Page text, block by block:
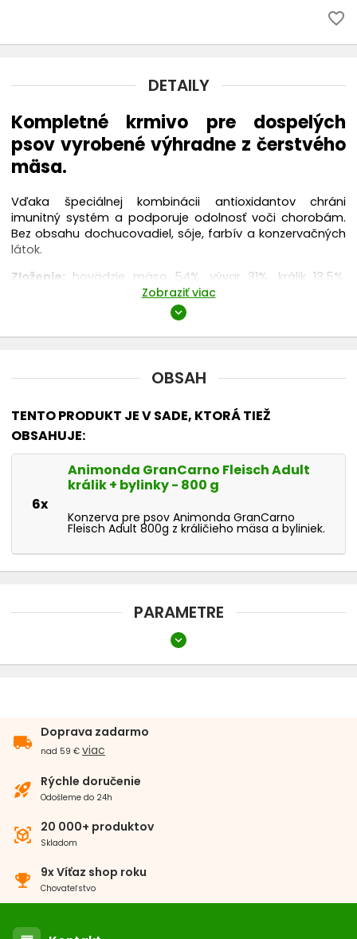
Chovateľské vysávače THOMAS
favorite_border
DETAILY
Kompletné krmivo pre dospelých
psov vyrobené výhradne z čerstvého
mäsa.
Vďaka špeciálnej kombinácii antioxidantov chráni
imunitný systém a podporuje odolnosť voči chorobám.
Bez obsahu dochucovadiel, sóje, farbív a konzervačných
látok.
Zloženie: hovädzie mäso 54%, vývar 31%, králik 13,5%,
petržlen 0,5%, uhličitan vápenatý
proteíny 10%, vlhkosť 78%, tuky 7%, popol
1,8%, vláknina 0,5%
Zobraziť viac
expand_more
OBSAH
TENTO PRODUKT JE V SADE, KTORÁ TIEŽ
OBSAHUJE:
6x
Animonda GranCarno Fleisch Adult
králik + bylinky - 800 g
Konzerva pre psov Animonda GranCarno
Fleisch Adult 800g z králičieho mäsa a byliniek.
PARAMETRE
Malé plemeno
Vek psa
Preferovaný proteín
Hovädzie Králik
expand_more
local_shipping
Doprava zadarmo
nad 59 € viac
rocket_launch Rýchle doručenie
Odošleme do 24h
view_in_ar 20 000+ produktov
Skladom
emoji_events 9x Víťaz shop roku
Chovateľstvo